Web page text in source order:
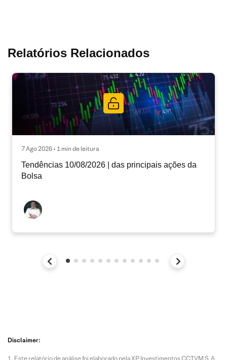
Relatórios Relacionados
7 Ago 2026 • 1 min de leitura
Tendências 10/08/2026 | das principais ações da
Bolsa
Disclaimer:
Este relatório de análise foi elaborado pela XP Investimentos CCTVM S.A.